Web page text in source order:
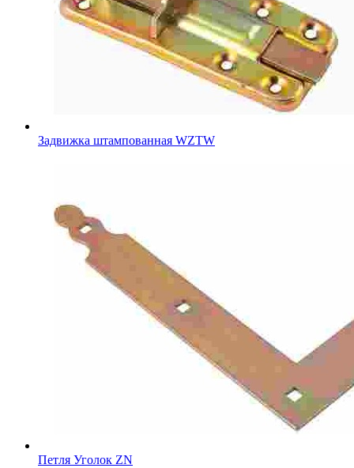
Задвижка штампованная WZTW
Петля Уголок ZN